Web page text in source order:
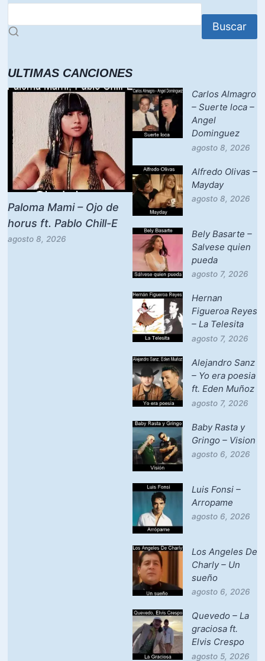
Buscar
ULTIMAS CANCIONES
Paloma Mami – Ojo de
horus ft. Pablo Chill-E
agosto 8, 2026
Carlos Almagro
– Suerte loca –
Angel
Dominguez
agosto 8, 2026
Alfredo Olivas –
Mayday
agosto 8, 2026
Bely Basarte –
Salvese quien
pueda
agosto 7, 2026
Hernan
Figueroa Reyes
– La Telesita
agosto 7, 2026
Alejandro Sanz
– Yo era poesia
ft. Eden Muñoz
agosto 7, 2026
Baby Rasta y
Gringo – Vision
agosto 6, 2026
Luis Fonsi –
Arropame
agosto 6, 2026
Los Angeles De
Charly – Un
sueño
agosto 6, 2026
Quevedo – La
graciosa ft.
Elvis Crespo
agosto 5, 2026